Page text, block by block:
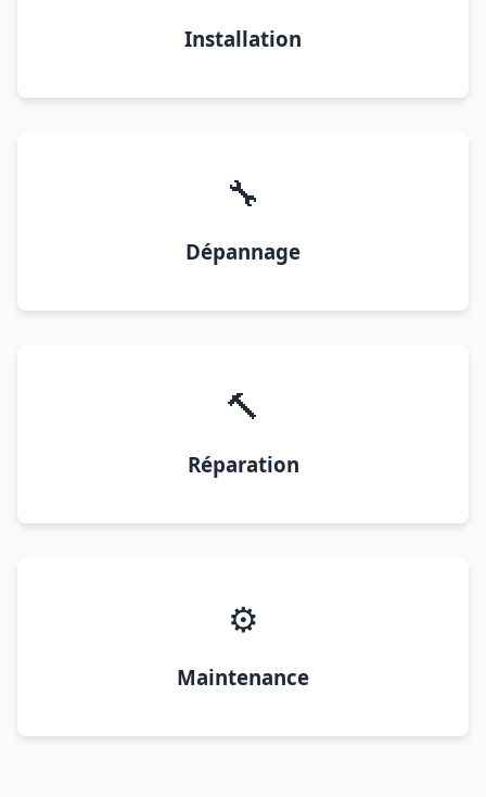
Installation
🔧
Dépannage
🔨
Réparation
⚙️
Maintenance